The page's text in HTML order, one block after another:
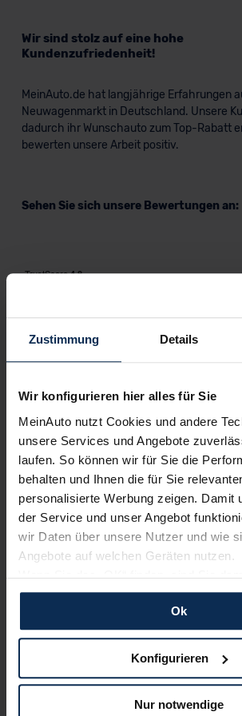
Zustimmung Details
Wir konfigurieren hier alles für Sie
MeinAuto nutzt Cookies und andere
unsere Services und Angebote
laufen. So können wir für Sie die
behalten und Ihnen die für Sie
personalisierte Werbung zeigen. Damit
der Service und unser Angebot
wir Daten über unsere Nutzer und wie
Angebote auf welchen Geräten nutzen.
Wenn Sie das „OK“ finden, sind Sie
und erlauben uns Cookies für unseren
verwenden und diese Daten an Dritte
etwa an unsere Marketingpartner. Falls
zustimmen möchten, beschränken wir
dann nicht auf Sie zuschneiden und
perfekt auf dem Weg zu Ihrem
Ok
Konfigurieren
Nur notwendige
Wir sind stolz auf eine hohe
Kundenzufriedenheit!
MeinAuto.de hat langjährige Erfahrungen
Neuwagenmarkt in Deutschland. Unsere
dadurch ihr Wunschauto zum Top-Rabatt
bewerten unsere Arbeit positiv.
Sehen Sie sich unsere Bewertungen an:
Erfahren Sie mehr über das Urteil unserer
Lexus NX im Test (2023): Mehr